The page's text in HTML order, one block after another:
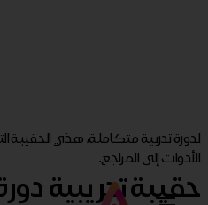
لدورة تدربية متكاملة، هذي
الأدوات إلى المراجع.
حقيبة تدريبية